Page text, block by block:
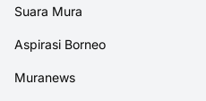
Suara Mura
Aspirasi Borneo
Muranews